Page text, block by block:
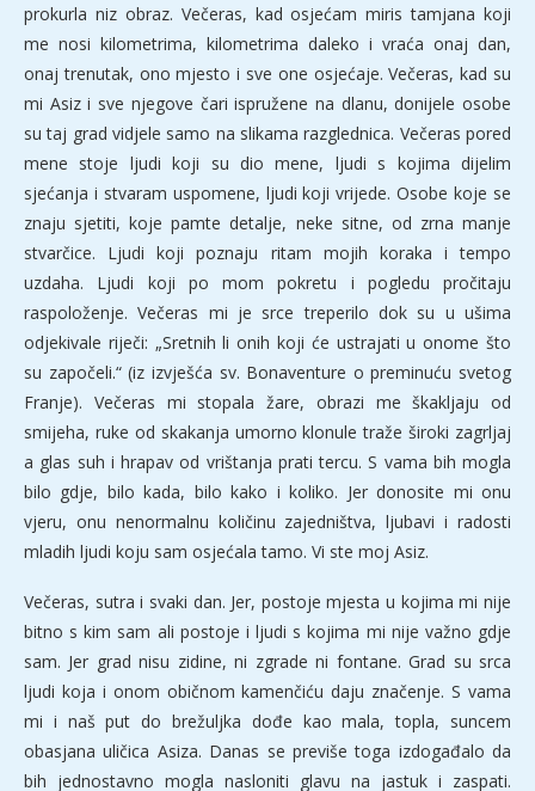
prokurla niz obraz. Večeras, kad osjećam miris tamjana koji
me nosi kilometrima, kilometrima daleko i vraća onaj dan,
onaj trenutak, ono mjesto i sve one osjećaje. Večeras, kad su
mi Asiz i sve njegove čari ispružene na dlanu, donijele osobe
su taj grad vidjele samo na slikama razglednica. Večeras pored
mene stoje ljudi koji su dio mene, ljudi s kojima dijelim
sjećanja i stvaram uspomene, ljudi koji vrijede. Osobe koje se
znaju sjetiti, koje pamte detalje, neke sitne, od zrna manje
stvarčice. Ljudi koji poznaju ritam mojih koraka i tempo
uzdaha. Ljudi koji po mom pokretu i pogledu pročitaju
raspoloženje. Večeras mi je srce treperilo dok su u ušima
odjekivale riječi: „Sretnih li onih koji će ustrajati u onome što
su započeli.“ (iz izvješća sv. Bonaventure o preminuću svetog
Franje). Večeras mi stopala žare, obrazi me škakljaju od
smijeha, ruke od skakanja umorno klonule traže široki zagrljaj
a glas suh i hrapav od vrištanja prati tercu. S vama bih mogla
bilo gdje, bilo kada, bilo kako i koliko. Jer donosite mi onu
vjeru, onu nenormalnu količinu zajedništva, ljubavi i radosti
mladih ljudi koju sam osjećala tamo. Vi ste moj Asiz.
Večeras, sutra i svaki dan. Jer, postoje mjesta u kojima mi nije
bitno s kim sam ali postoje i ljudi s kojima mi nije važno gdje
sam. Jer grad nisu zidine, ni zgrade ni fontane. Grad su srca
ljudi koja i onom običnom kamenčiću daju značenje. S vama
mi i naš put do brežuljka dođe kao mala, topla, suncem
obasjana uličica Asiza. Danas se previše toga izdogađalo da
bih jednostavno mogla nasloniti glavu na jastuk i zaspati.